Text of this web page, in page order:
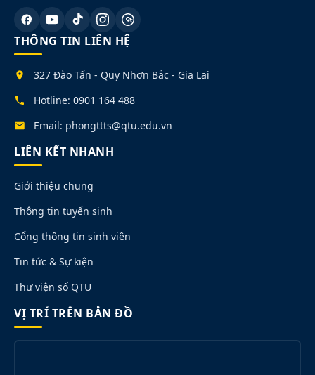
THÔNG TIN LIÊN HỆ
327 Đào Tấn - Quy Nhơn Bắc - Gia Lai
Hotline: 0901 164 488
Email: phongttts@qtu.edu.vn
LIÊN KẾT NHANH
Giới thiệu chung
Thông tin tuyển sinh
Cổng thông tin sinh viên
Tin tức & Sự kiện
Thư viện số QTU
VỊ TRÍ TRÊN BẢN ĐỒ